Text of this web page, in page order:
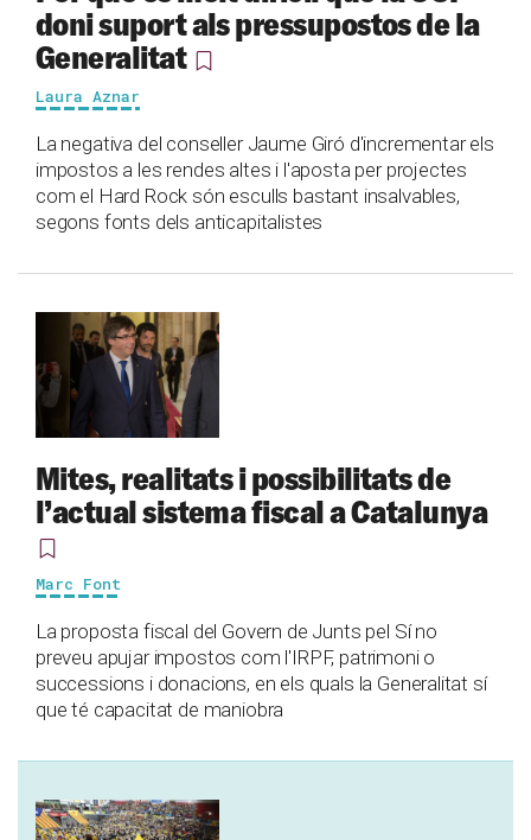
doni suport als pressupostos de la
Generalitat
Laura Aznar
La negativa del conseller Jaume Giró d'incrementar els
impostos a les rendes altes i l'aposta per projectes
com el Hard Rock són esculls bastant insalvables,
segons fonts dels anticapitalistes
Mites, realitats i possibilitats de
l’actual sistema fiscal a Catalunya
Marc Font
La proposta fiscal del Govern de Junts pel Sí no
preveu apujar impostos com l'IRPF, patrimoni o
successions i donacions, en els quals la Generalitat sí
que té capacitat de maniobra